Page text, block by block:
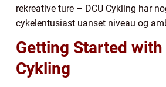
rekreative ture – DCU Cykling har
cykelentusiast uanset niveau og
Getting Started with
Cykling